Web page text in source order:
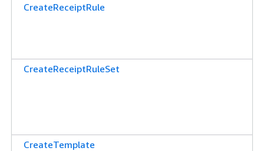
CreateReceiptRule
CreateReceiptRuleSet
CreateTemplate